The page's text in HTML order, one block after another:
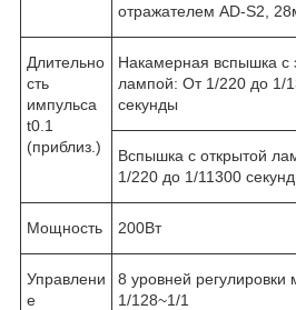
отражателем AD-S2,
Длительно
сть
импульса
t0.1
(приблиз.)
Накамерная вспышка с
лампой: От 1/220 до 1/
секунды
Вспышка с открытой
1/220 до 1/11300
Мощность 200Вт
Управлени
е
8 уровней регулировки
1/128~1/1